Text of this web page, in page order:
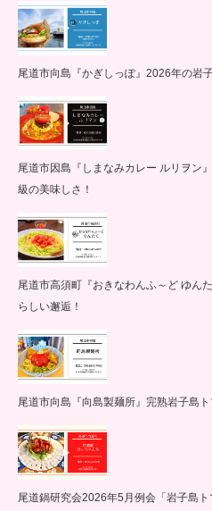
尾道市向島『かぎしっぽ』2026年の岩
尾道市因島『しまなみカレー ルリヲン
級の美味しさ！
尾道市高須町『おきなわんふ～ど ゆん
らしい邂逅！
尾道市向島『向島製麺所』完熟岩子島
尾道鍋研究会2026年5月例会「岩子島